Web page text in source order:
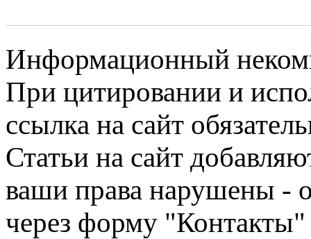
Информационный
При цитировании и
ссылка на сайт
Статьи на сайт
ваши права нарушены -
через форму "Контакты"